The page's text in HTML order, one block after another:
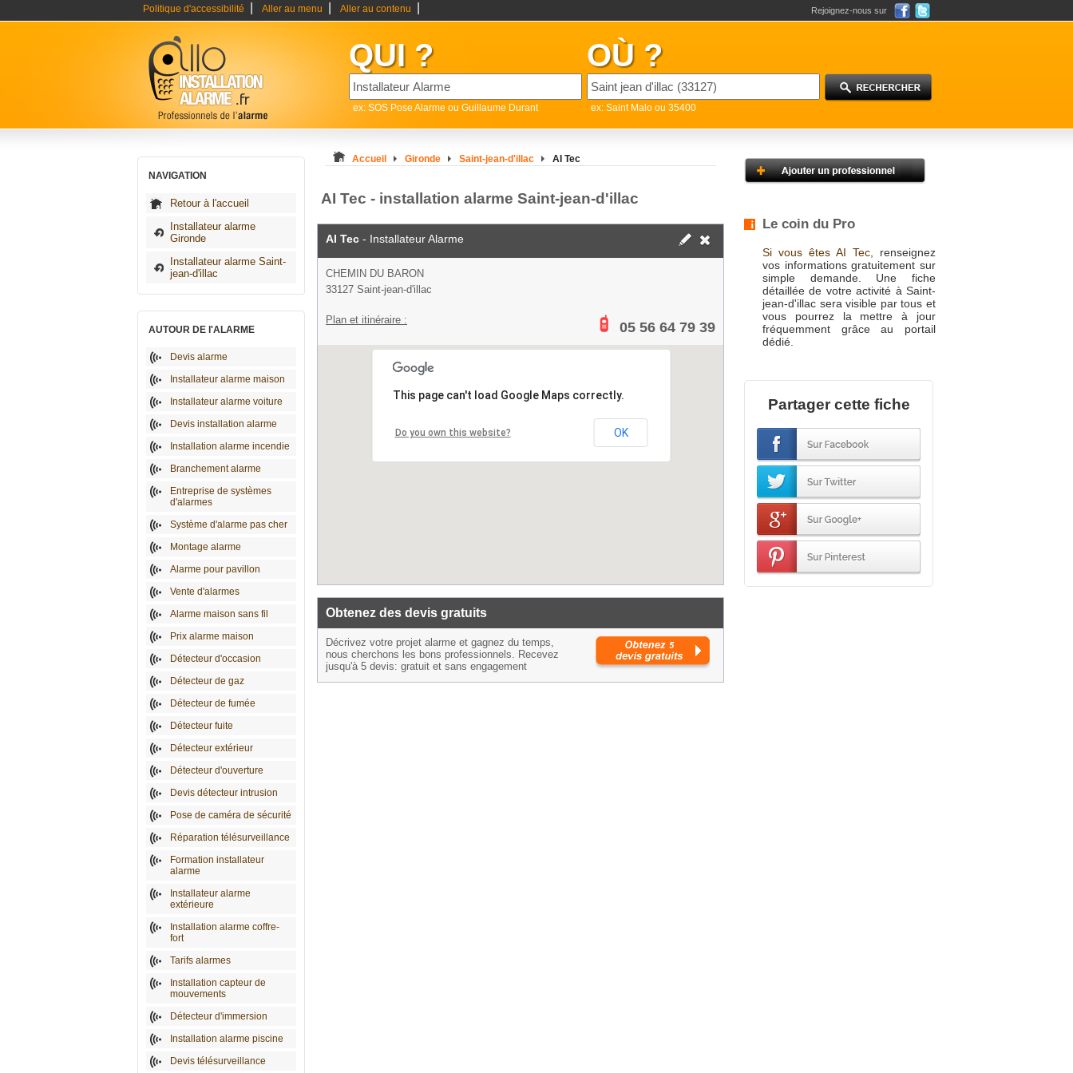
Politique d'accessibilité Aller au menu Aller au contenu Rejoignez-nous sur
QUI ?
ex: SOS Pose Alarme ou Guillaume Durant
OÙ ?
ex: Saint Malo ou 35400
NAVIGATION
Retour à l'accueil
Installateur alarme
Gironde
Installateur alarme Saint-
jean-d'illac
AUTOUR DE l'ALARME
Devis alarme
Installateur alarme maison
Installateur alarme voiture
Devis installation alarme
Installation alarme incendie
Branchement alarme
Entreprise de systèmes
d'alarmes
Système d'alarme pas cher
Montage alarme
Alarme pour pavillon
Vente d'alarmes
Alarme maison sans fil
Prix alarme maison
Détecteur d'occasion
Détecteur de gaz
Détecteur de fumée
Détecteur fuite
Détecteur extérieur
Détecteur d'ouverture
Devis détecteur intrusion
Pose de caméra de sécurité
Réparation télésurveillance
Formation installateur
alarme
Installateur alarme
extérieure
Installation alarme coffre-
fort
Tarifs alarmes
Installation capteur de
mouvements
Détecteur d'immersion
Installation alarme piscine
Devis télésurveillance
Accueil Gironde Saint-jean-d'illac AI Tec
AI Tec - installation alarme Saint-jean-d'illac
AI Tec - Installateur Alarme
CHEMIN DU BARON
33127 Saint-jean-d'illac
Plan et itinéraire : 05 56 64 79 39
This page can't load Google Maps correctly.
Do you own this website? OK
Obtenez des devis gratuits
Décrivez votre projet alarme et gagnez du temps,
nous cherchons les bons professionnels. Recevez
jusqu'à 5 devis: gratuit et sans engagement
Le coin du Pro
Si vous êtes AI Tec,
renseignez
vos informations gratuitement sur
simple demande. Une fiche
détaillée de votre activité à Saint-
jean-d'illac sera visible par tous et
vous pourrez la mettre à jour
fréquemment grâce au portail
dédié.
Partager cette fiche